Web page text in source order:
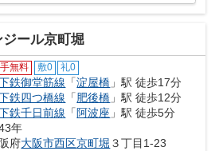
ジール京町堀
無料 敷0 礼0
鉄御堂筋線 「淀屋橋 」駅 徒歩17分
鉄四つ橋線 「肥後橋 」駅 徒歩12分
鉄千日前線 「 阿波座 」駅 徒歩5分
年
府大阪市西区京町堀 ３丁目1-23